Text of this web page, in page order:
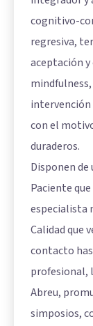
cognitivo-
regresiva,
aceptación
intervención
con el
duraderos.
Disponen
Paciente
especialista
Calidad que
contacto
profesional,
Abreu,
simposios,